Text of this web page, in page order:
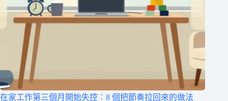
在家工作第三個月開始失控：8 個把節奏拉回來的做法